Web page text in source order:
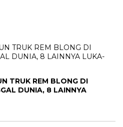
TRUK REM BLONG DI
DUNIA, 8 LAINNYA